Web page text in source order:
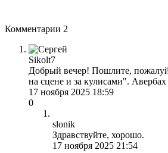
Комментарии 2
Sikolt7
Добрый вечер! Пошлите,
на сцене и за кулисами".
17 ноября 2025 18:59
0
slonik
Здравствуйте, хорошо.
17 ноября 2025 21:54